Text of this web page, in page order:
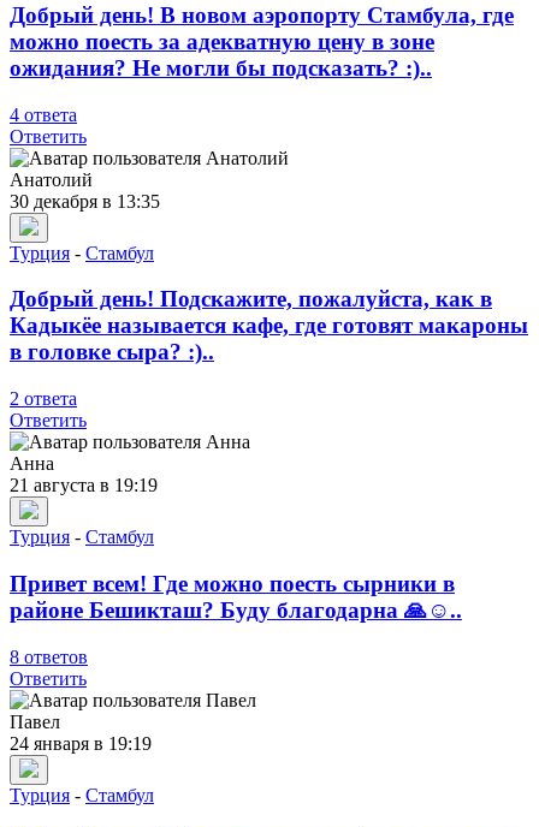
Добрый день! В новом аэропорту Стамбула, где
можно поесть за адекватную цену в зоне
ожидания? Не могли бы подсказать? :)..
4 ответа
Ответить
Анатолий
30 декабря в 13:35
Турция - Стамбул
Добрый день! Подскажите, пожалуйста, как в
Кадыкёе называется кафе, где готовят макароны
в головке сыра? :)..
2 ответа
Ответить
Анна
21 августа в 19:19
Турция - Стамбул
Привет всем! Где можно поесть сырники в
районе Бешикташ? Буду благодарна 🙏☺️..
8 ответов
Ответить
Павел
24 января в 19:19
Турция - Стамбул